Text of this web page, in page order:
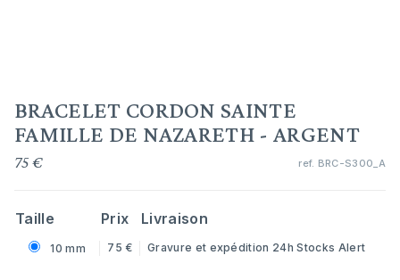
BRACELET CORDON SAINTE
FAMILLE DE NAZARETH - ARGENT
75 € ref. BRC-S300_A
Taille Prix Livraison
10 mm 75 € Gravure et expédition 24hStocks Alert